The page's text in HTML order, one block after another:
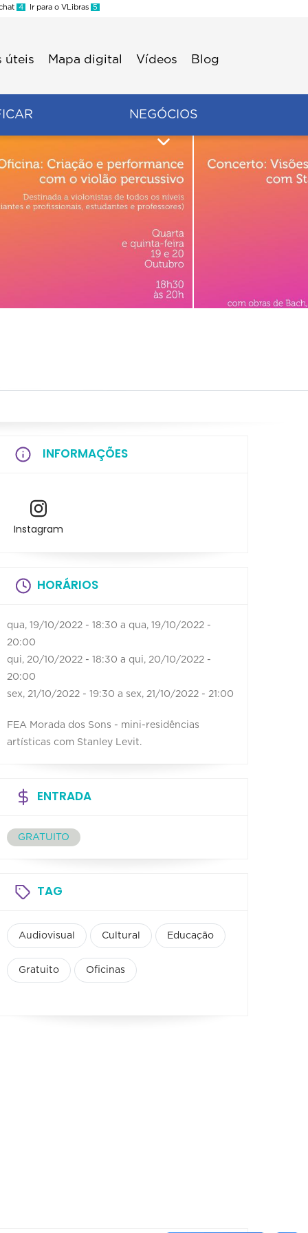
4 Ir para o VLibras 5
úteis Mapa digital Vídeos Blog
NEGÓCIOS
INFORMAÇÕES
Instagram
HORÁRIOS
qua, 19/10/2022 - 18:30 a qua, 19/10/2022 -
20:00
qui, 20/10/2022 - 18:30 a qui, 20/10/2022 -
20:00
sex, 21/10/2022 - 19:30 a sex, 21/10/2022 - 21:00
FEA Morada dos Sons - mini-residências
artísticas com Stanley Levit.
ENTRADA
GRATUITO
TAG
Audiovisual Cultural Educação
Gratuito Oficinas